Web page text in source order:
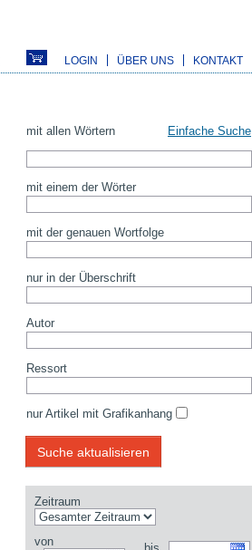
LOGIN ÜBER UNS KONTAKT
mit allen Wörtern Einfache Suche
mit einem der Wörter
mit der genauen Wortfolge
nur in der Überschrift
Autor
Ressort
nur Artikel mit Grafikanhang
Zeitraum
von